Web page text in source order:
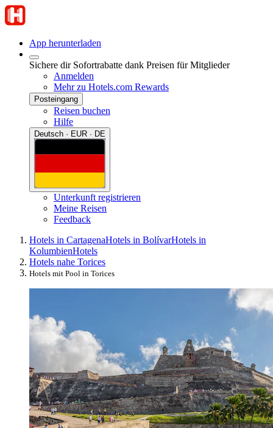
App herunterladen
Sichere dir Sofortrabatte dank Preisen für Mitglieder
Anmelden
Mehr zu Hotels.com Rewards
Posteingang
Reisen buchen
Hilfe
Deutsch · EUR · DE
Unterkunft registrieren
Meine Reisen
Feedback
Hotels in CartagenaHotels in BolívarHotels in
KolumbienHotels
Hotels nahe Torices
Hotels mit Pool in Torices